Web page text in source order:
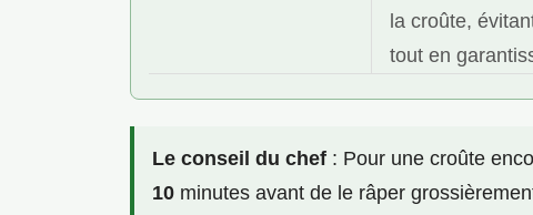
la croûte,
tout en
Le conseil du chef : Pour une croûte
10 minutes avant de le râper